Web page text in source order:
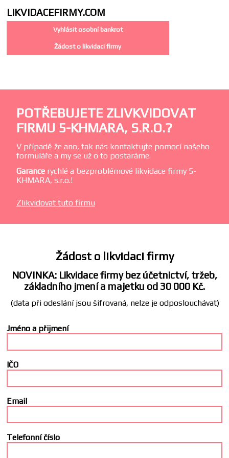
LIKVIDACEFIRMY.COM
Vyhlásit osobní bankrot
Žádost o likvidaci firmy
POTŘEBUJETE ZLIVKVIDOVAT
FIRMU 5-KHMARA, S.R.O.?
V případě že ano, tak nás kontaktujte pomocí našeho
formuláře a my se už o to postaráme.
Garance rychlé a bezproblémové likvidace firmy 5-
KHMARA, s.r.o.!
Zlikvidovat tuto firmu
Žádost o likvidaci firmy
NOVINKA: Likvidace firmy bez účetnictví, tržeb,
základního jmení a majetku od 30 000 Kč.
(data při odeslání jsou šifrovaná, nelze je odposlouchávat)
Jméno a přijmení
IČO
Email
Telefonní číslo